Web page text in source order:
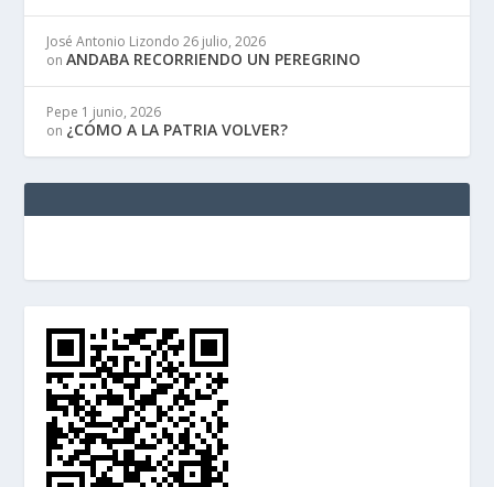
José Antonio Lizondo 26 julio, 2026
onANDABA RECORRIENDO UN PEREGRINO
Pepe 1 junio, 2026
on ¿CÓMO A LA PATRIA VOLVER?